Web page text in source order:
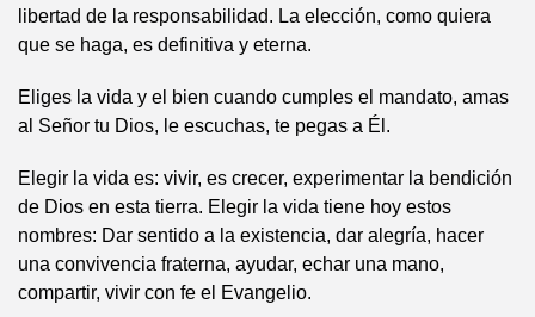
libertad de la responsabilidad. La elección, como quiera
que se haga, es definitiva y eterna.
Eliges la vida y el bien cuando cumples el mandato, amas
al Señor tu Dios, le escuchas, te pegas a Él.
Elegir la vida es: vivir, es crecer, experimentar la bendición
de Dios en esta tierra. Elegir la vida tiene hoy estos
nombres: Dar sentido a la existencia, dar alegría, hacer
una convivencia fraterna, ayudar, echar una mano,
compartir, vivir con fe el Evangelio.